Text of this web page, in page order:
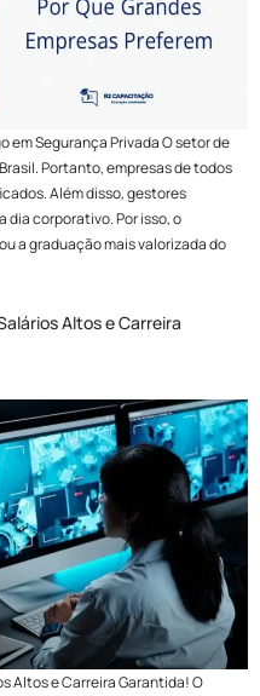
em Segurança Privada O setor de
Portanto, empresas de todos
Além disso, gestores
dia corporativo. Por isso, o
a graduação mais valorizada do
Altos e Carreira
Altos e Carreira Garantida! O